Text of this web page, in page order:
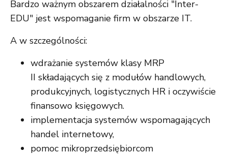
Bardzo ważnym obszarem działalności "Inter-
EDU" jest wspomaganie firm w obszarze IT.
A w szczególności:
wdrażanie systemów klasy MRP
II składających się z modułów handlowych,
produkcyjnych, logistycznych HR i oczywiście
finansowo księgowych.
implementacja systemów wspomagających
handel internetowy,
pomoc mikroprzedsiębiorcom